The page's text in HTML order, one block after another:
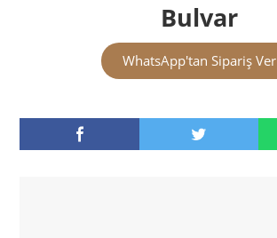
Bulvar
WhatsApp'tan Sipariş Ver